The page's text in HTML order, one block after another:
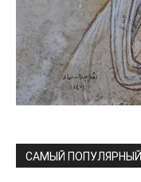
САМЫЙ ПОПУЛЯРНЫЙ